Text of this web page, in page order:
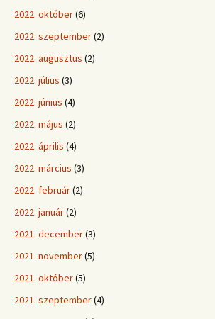
2022. október(6)
2022. szeptember(2)
2022. augusztus (2)
2022. július (3)
2022. június (4)
2022. május (2)
2022. április (4)
2022. március (3)
2022. február(2)
2022. január(2)
2021. december(3)
2021. november(5)
2021. október(5)
2021. szeptember(4)